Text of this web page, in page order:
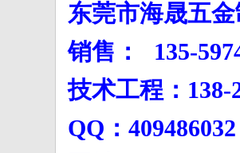
东莞市海晟五
销售： 135-
技术工程：138-
QQ：